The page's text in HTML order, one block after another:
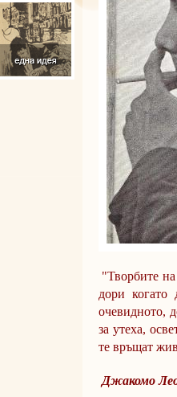
"Творбите на
дори когато
очевидното,
за утеха,
те връщат
Джакомо